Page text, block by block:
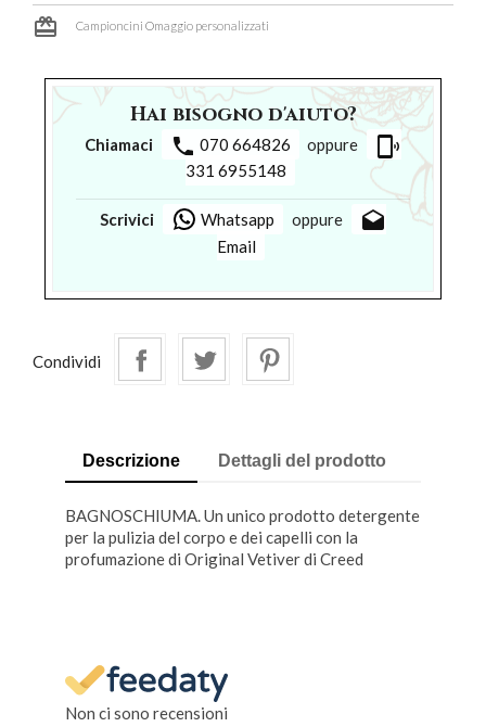
card_giftcard Campioncini Omaggio personalizzati
Hai bisogno d'aiuto?
Chiamaci phone 070 664826 oppure phonelink_ring
331 6955148
Scrivici Whatsapp oppure drafts
Email
Condividi
Descrizione Dettagli del prodotto
BAGNOSCHIUMA. Un unico prodotto detergente
per la pulizia del corpo e dei capelli con la
profumazione di Original Vetiver di Creed
Non ci sono recensioni